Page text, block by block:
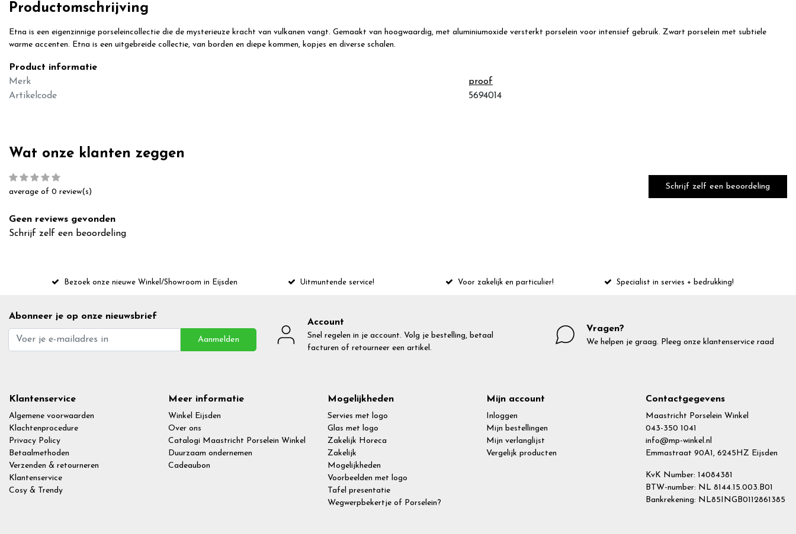
Productomschrijving
Etna is een eigenzinnige porseleincollectie die de mysterieuze kracht van vulkanen vangt. Gemaakt van hoogwaardig, met aluminiumoxide versterkt porselein voor intensief gebruik. Zwart porselein met subtiele
warme accenten. Etna is een uitgebreide collectie, van borden en diepe kommen, kopjes en diverse schalen.
Product informatie
Merk
proof
Artikelcode
5694014
Wat onze klanten zeggen
average of 0 review(s)
Schrijf zelf een beoordeling
Geen reviews gevonden
Schrijf zelf een beoordeling
Bezoek onze nieuwe Winkel/Showroom in Eijsden Uitmuntende service! Voor zakelijk en particulier! Specialist in servies + bedrukking!
Abonneer je op onze nieuwsbrief
Aanmelden
Account
Snel regelen in je account. Volg je bestelling, betaal
facturen of retourneer een artikel.
Vragen?
We helpen je graag. Pleeg onze klantenservice raad
Klantenservice
Algemene voorwaarden
Klachtenprocedure
Privacy Policy
Betaalmethoden
Verzenden & retourneren
Klantenservice
Cosy & Trendy
Meer informatie
Winkel Eijsden
Over ons
Catalogi Maastricht Porselein Winkel
Duurzaam ondernemen
Cadeaubon
Mogelijkheden
Servies met logo
Glas met logo
Zakelijk Horeca
Zakelijk
Mogelijkheden
Voorbeelden met logo
Tafel presentatie
Wegwerpbekertje of Porselein?
Mijn account
Inloggen
Mijn bestellingen
Mijn verlanglijst
Vergelijk producten
Contactgegevens
Maastricht Porselein Winkel
043-350 1041
info@mp-winkel.nl
Emmastraat 90A1, 6245HZ Eijsden
KvK Number: 14084381
BTW-number: NL 8144.15.003.B01
Bankrekening: NL85INGB0112861385